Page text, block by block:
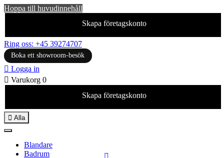
Hoppa till huvudinnehåll
Skapa företagskonto
Ring oss: +45 39274707
Boka ett showroom-besök
 Logga in
 Varukorg 0
Skapa företagskonto
 Alla
Blandare
Badrum